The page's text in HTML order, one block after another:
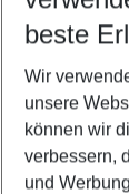
2
beste
Wir
unsere
können wir
verbessern,
und